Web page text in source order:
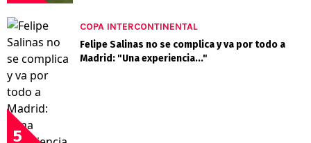
5
COPA INTERCONTINENTAL
Felipe Salinas no se complica y va por todo a
Madrid: "Una experiencia..."